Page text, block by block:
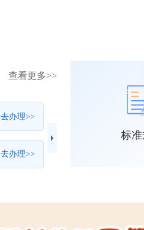
查看更多>>
去办理>>
去办理>>
企业投资项目备案
标